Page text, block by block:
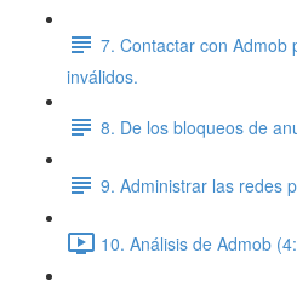
7. Contactar con Admob
inválidos.
8. De los bloqueos de
9. Administrar las redes
10. Análisis de Admob